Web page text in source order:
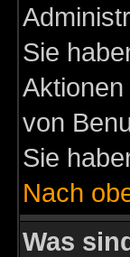
Sie
von
Sie
Nach
Was